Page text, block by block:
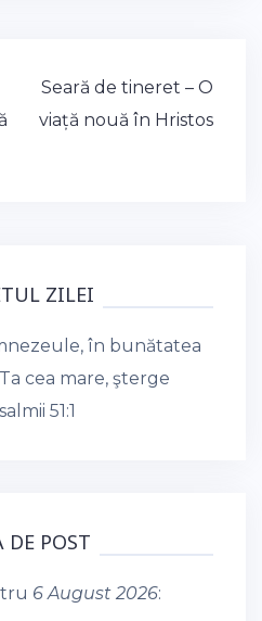
Seară de tineret – O
viață nouă în Hristos
ZILEI
în bunătatea
cea mare, şterge
51:1
DE POST
6 August 2026: